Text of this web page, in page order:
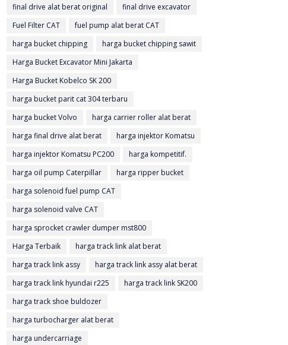
final drive alat berat original
final drive excavator
Fuel Filter CAT
fuel pump alat berat CAT
harga bucket chipping
harga bucket chipping sawit
Harga Bucket Excavator Mini Jakarta
Harga Bucket Kobelco SK 200
harga bucket parit cat 304 terbaru
harga bucket Volvo
harga carrier roller alat berat
harga final drive alat berat
harga injektor Komatsu
harga injektor Komatsu PC200
harga kompetitif.
harga oil pump Caterpillar
harga ripper bucket
harga solenoid fuel pump CAT
harga solenoid valve CAT
harga sprocket crawler dumper mst800
Harga Terbaik
harga track link alat berat
harga track link assy
harga track link assy alat berat
harga track link hyundai r225
harga track link SK200
harga track shoe buldozer
harga turbocharger alat berat
harga undercarriage